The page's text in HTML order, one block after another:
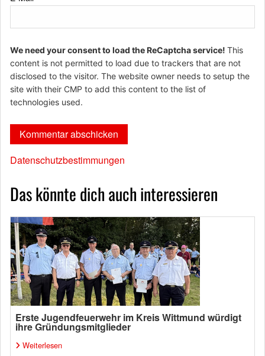
We need your consent to load the ReCaptcha service! This
content is not permitted to load due to trackers that are not
disclosed to the visitor. The website owner needs to setup the
site with their CMP to add this content to the list of
technologies used.
Datenschutzbestimmungen
Das könnte dich auch interessieren
Erste Jugendfeuerwehr im Kreis Wittmund würdigt
ihre Gründungsmitglieder
Weiterlesen